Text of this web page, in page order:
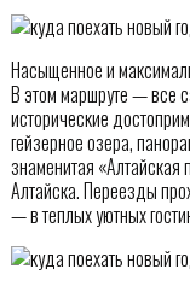
Насыщенное и
В этом маршруте — все
исторические
гейзерное озера,
знаменитая
Алтайска. Переезды
— в теплых уютных